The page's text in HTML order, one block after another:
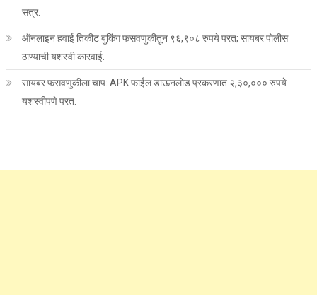
सत्र.
ऑनलाइन हवाई तिकीट बुकिंग फसवणुकीतून ९६,९०८ रुपये परत; सायबर पोलीस
ठाण्याची यशस्वी कारवाई.
सायबर फसवणुकीला चाप: APK फाईल डाऊनलोड प्रकरणात २,३०,००० रुपये
यशस्वीपणे परत.